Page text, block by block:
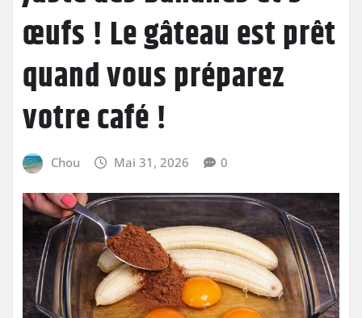
œufs ! Le gâteau est prêt
quand vous préparez
votre café !
Chou Mai 31, 2026 0